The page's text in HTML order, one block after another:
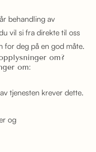
behandling av
vil si fra direkte til oss
for deg på en god måte.
om?
om:
tjenesten krever dette.
og